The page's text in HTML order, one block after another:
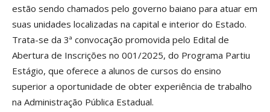
estão sendo chamados pelo governo baiano para atuar em
suas unidades localizadas na capital e interior do Estado.
Trata-se da 3ª convocação promovida pelo Edital de
Abertura de Inscrições no 001/2025, do Programa Partiu
Estágio, que oferece a alunos de cursos do ensino
superior a oportunidade de obter experiência de trabalho
na Administração Pública Estadual.